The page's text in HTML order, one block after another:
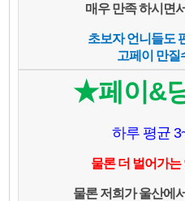
매우 만족 하시면
초보자 언니들도
고페이 만질
★페이&
하루 평균
물론 더 벌어가
물론 저희가 울산에